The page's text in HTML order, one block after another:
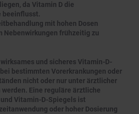
da Vitamin D die
beeinflusst.
mit hohen Dosen
Nebenwirkungen frühzeitig zu
und sicheres Vitamin-D-
bestimmten Vorerkrankungen oder
nicht oder nur unter ärztlicher
Eine reguläre ärztliche
Vitamin-D-Spiegels ist
oder hoher Dosierung